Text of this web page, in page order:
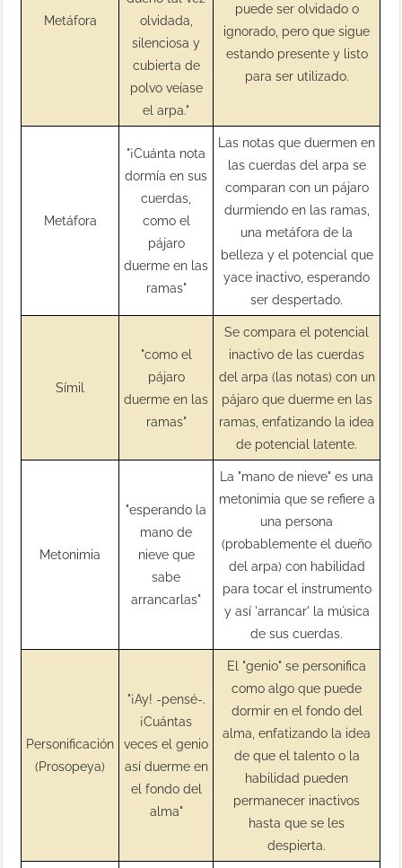
Metáfora
olvidada,
silenciosa y
cubierta de
polvo veíase
el arpa."
puede ser olvidado o
ignorado, pero que sigue
estando presente y listo
para ser utilizado.
Metáfora
"¡Cuánta nota
dormía en sus
cuerdas,
como el
pájaro
duerme en las
ramas"
Las notas que duermen en
las cuerdas del arpa se
comparan con un pájaro
durmiendo en las ramas,
una metáfora de la
belleza y el potencial que
yace inactivo, esperando
ser despertado.
Símil
"como el
pájaro
duerme en las
ramas"
Se compara el potencial
inactivo de las cuerdas
del arpa (las notas) con un
pájaro que duerme en las
ramas, enfatizando la idea
de potencial latente.
Metonimia
"esperando la
mano de
nieve que
sabe
arrancarlas"
La "mano de nieve" es una
metonimia que se refiere a
una persona
(probablemente el dueño
del arpa) con habilidad
para tocar el instrumento
y así 'arrancar' la música
de sus cuerdas.
Personificación
(Prosopeya)
"¡Ay! -pensé-.
¡Cuántas
veces el genio
así duerme en
el fondo del
alma"
El "genio" se personifica
como algo que puede
dormir en el fondo del
alma, enfatizando la idea
de que el talento o la
habilidad pueden
permanecer inactivos
hasta que se les
despierta.